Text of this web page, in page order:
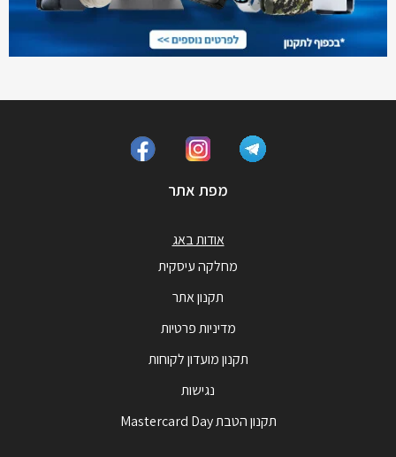
מפת אתר
אודות באג
מחלקה עיסקית
תקנון אתר
מדיניות פרטיות
תקנון מועדון לקוחות
נגישות
תקנון הטבת Mastercard Day